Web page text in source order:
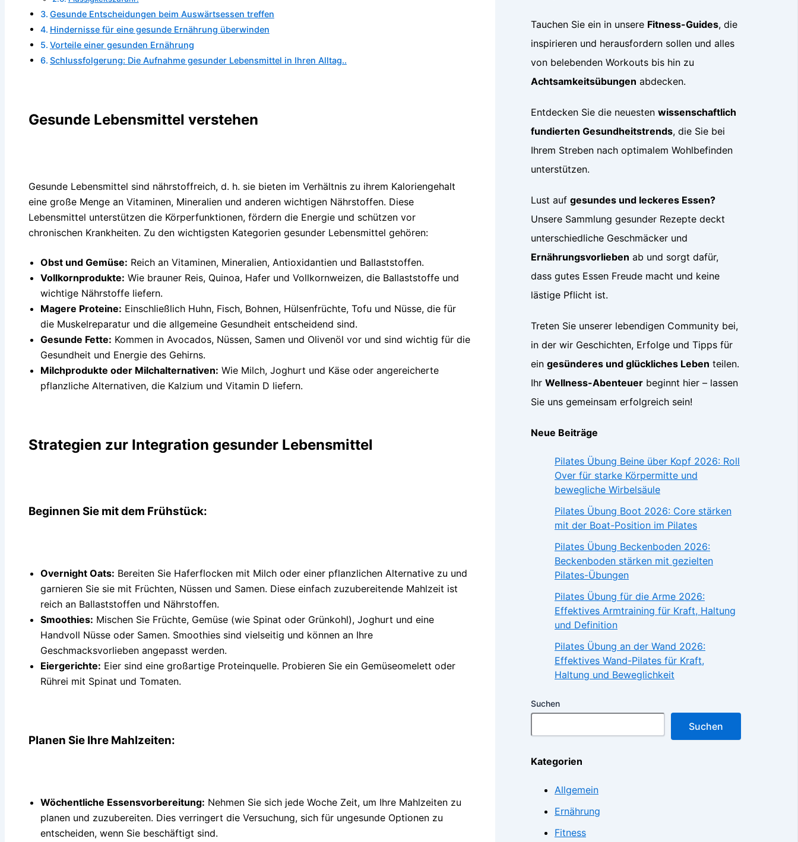
Gesunde Entscheidungen beim Auswärtsessen treffen
Hindernisse für eine gesunde Ernährung überwinden
Vorteile einer gesunden Ernährung
Schlussfolgerung: Die Aufnahme gesunder Lebensmittel in Ihren Alltag..
Gesunde Lebensmittel verstehen
Gesunde Lebensmittel sind nährstoffreich, d. h. sie bieten im Verhältnis zu ihrem Kaloriengehalt
eine große Menge an Vitaminen, Mineralien und anderen wichtigen Nährstoffen. Diese
Lebensmittel unterstützen die Körperfunktionen, fördern die Energie und schützen vor
chronischen Krankheiten. Zu den wichtigsten Kategorien gesunder Lebensmittel gehören:
Obst und Gemüse: Reich an Vitaminen, Mineralien, Antioxidantien und Ballaststoffen.
Vollkornprodukte: Wie brauner Reis, Quinoa, Hafer und Vollkornweizen, die Ballaststoffe und
wichtige Nährstoffe liefern.
Magere Proteine: Einschließlich Huhn, Fisch, Bohnen, Hülsenfrüchte, Tofu und Nüsse, die für
die Muskelreparatur und die allgemeine Gesundheit entscheidend sind.
Gesunde Fette: Kommen in Avocados, Nüssen, Samen und Olivenöl vor und sind wichtig für die
Gesundheit und Energie des Gehirns.
Milchprodukte oder Milchalternativen: Wie Milch, Joghurt und Käse oder angereicherte
pflanzliche Alternativen, die Kalzium und Vitamin D liefern.
Strategien zur Integration gesunder Lebensmittel
Beginnen Sie mit dem Frühstück:
Overnight Oats: Bereiten Sie Haferflocken mit Milch oder einer pflanzlichen Alternative zu und
garnieren Sie sie mit Früchten, Nüssen und Samen. Diese einfach zuzubereitende Mahlzeit ist
reich an Ballaststoffen und Nährstoffen.
Smoothies: Mischen Sie Früchte, Gemüse (wie Spinat oder Grünkohl), Joghurt und eine
Handvoll Nüsse oder Samen. Smoothies sind vielseitig und können an Ihre
Geschmacksvorlieben angepasst werden.
Eiergerichte: Eier sind eine großartige Proteinquelle. Probieren Sie ein Gemüseomelett oder
Rührei mit Spinat und Tomaten.
Planen Sie Ihre Mahlzeiten:
Wöchentliche Essensvorbereitung: Nehmen Sie sich jede Woche Zeit, um Ihre Mahlzeiten zu
planen und zuzubereiten. Dies verringert die Versuchung, sich für ungesunde Optionen zu
entscheiden, wenn Sie beschäftigt sind.
Tauchen Sie ein in unsere Fitness-Guides, die
inspirieren und herausfordern sollen und alles
von belebenden Workouts bis hin zu
Achtsamkeitsübungen abdecken.
Entdecken Sie die neuesten wissenschaftlich
fundierten Gesundheitstrends, die Sie bei
Ihrem Streben nach optimalem Wohlbefinden
unterstützen.
Lust auf gesundes und leckeres Essen?
Unsere Sammlung gesunder Rezepte deckt
unterschiedliche Geschmäcker und
Ernährungsvorlieben ab und sorgt dafür,
dass gutes Essen Freude macht und keine
lästige Pflicht ist.
Treten Sie unserer lebendigen Community bei,
in der wir Geschichten, Erfolge und Tipps für
ein gesünderes und glückliches Leben teilen.
Ihr Wellness-Abenteuer beginnt hier – lassen
Sie uns gemeinsam erfolgreich sein!
Neue Beiträge
Pilates Übung Beine über Kopf 2026: Roll
Over für starke Körpermitte und
bewegliche Wirbelsäule
Pilates Übung Boot 2026: Core stärken
mit der Boat-Position im Pilates
Pilates Übung Beckenboden 2026:
Beckenboden stärken mit gezielten
Pilates-Übungen
Pilates Übung für die Arme 2026:
Effektives Armtraining für Kraft, Haltung
und Definition
Pilates Übung an der Wand 2026:
Effektives Wand-Pilates für Kraft,
Haltung und Beweglichkeit
Suchen
Suchen
Kategorien
Allgemein
Ernährung
Fitness